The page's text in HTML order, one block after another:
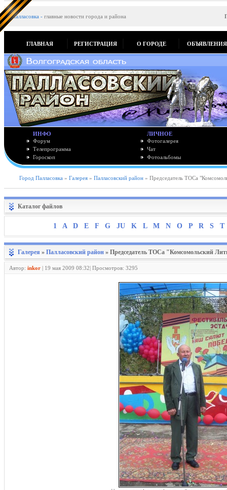
Палласовка - главные новости города и района
ГЛАВНАЯ РЕГИСТРАЦИЯ О ГОРОДЕ ОБЪЯВЛЕНИЯ
ИНФО
Форум
Телепрограмма
Гороскоп
ЛИЧНОЕ
Фотогалерея
Чат
Фотоальбомы
Город Палласовка » Галерея » Палласовский район » Председатель ТОСа
Каталог файлов
1 A D E F G JU K L M N O P R S T
Галерея » Палласовский район » Председатель ТОСа "Комсомольский
Автор: inkor | 19 мая 2009 08:32| Просмотров: 3295